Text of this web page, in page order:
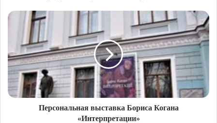
Персональная выставка Бориса Когана
«Интерпретации»